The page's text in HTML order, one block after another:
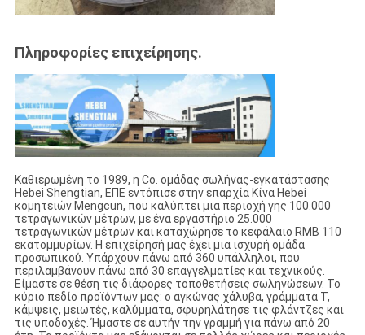
Πληροφορίες επιχείρησης.
Καθιερωμένη το 1989, η Co. ομάδας σωλήνας-εγκατάστασης
Hebei Shengtian, ΕΠΕ εντόπισε στην επαρχία Κίνα Hebei
κομητειών Mengcun, που καλύπτει μια περιοχή γης 100.000
τετραγωνικών μέτρων, με ένα εργαστήριο 25.000
τετραγωνικών μέτρων και καταχώρησε το κεφάλαιο RMB 110
εκατομμυρίων. Η επιχείρησή μας έχει μια ισχυρή ομάδα
προσωπικού. Υπάρχουν πάνω από 360 υπάλληλοι, που
περιλαμβάνουν πάνω από 30 επαγγελματίες και τεχνικούς.
Είμαστε σε θέση τις διάφορες τοποθετήσεις σωληνώσεων. Το
κύριο πεδίο προϊόντων μας: ο αγκώνας χάλυβα, γράμματα Τ,
κάμψεις, μειωτές, καλύμματα, σφυρηλάτησε τις φλάντζες και
τις υποδοχές. Ήμαστε σε αυτήν την γραμμή για πάνω από 20